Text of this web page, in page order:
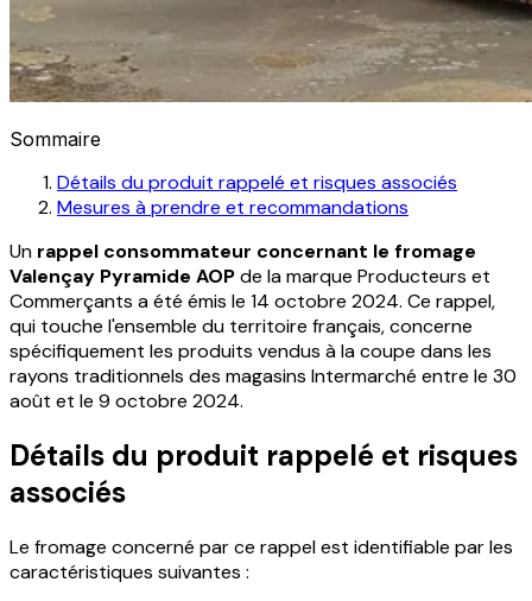
Sommaire
Détails du produit rappelé et risques associés
Mesures à prendre et recommandations
Un rappel consommateur concernant le fromage
Valençay Pyramide AOPde la marque Producteurs et
Commerçants a été émis le 14 octobre 2024. Ce rappel,
qui touche l'ensemble du territoire français, concerne
spécifiquement les produits vendus à la coupe dans les
rayons traditionnels des magasins Intermarché entre le 30
août et le 9 octobre 2024.
Détails du produit rappelé et risques
associés
Le fromage concerné par ce rappel est identifiable par les
caractéristiques suivantes :